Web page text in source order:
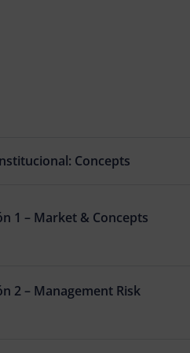
Concepts
1 – Market & Concepts
2 – Management Risk